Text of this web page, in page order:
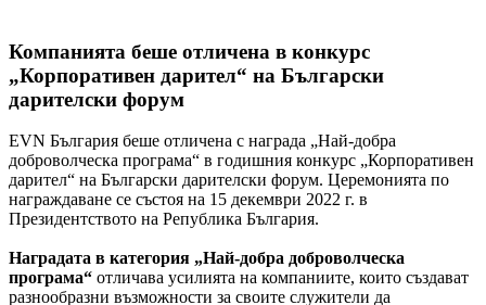
Компанията беше отличена в конкурс
„Корпоративен дарител“ на Български
дарителски форум
EVN България беше отличена с награда „Най-добра
доброволческа програма“ в годишния конкурс „Корпоративен
дарител“ на Български дарителски форум. Церемонията по
награждаване се състоя на 15 декември 2022 г. в
Президентството на Република България.
Наградата в категория „Най-добра доброволческа
програма“ отличава усилията на компаниите, които създават
разнообразни възможности за своите служители да